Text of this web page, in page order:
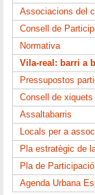
Associacions del
Consell de
Normativa
Vila-real: barri a
Pressupostos
Consell de
Assaltabarris
Locals per a
Pla estratègic de
Pla de
Agenda Urbana